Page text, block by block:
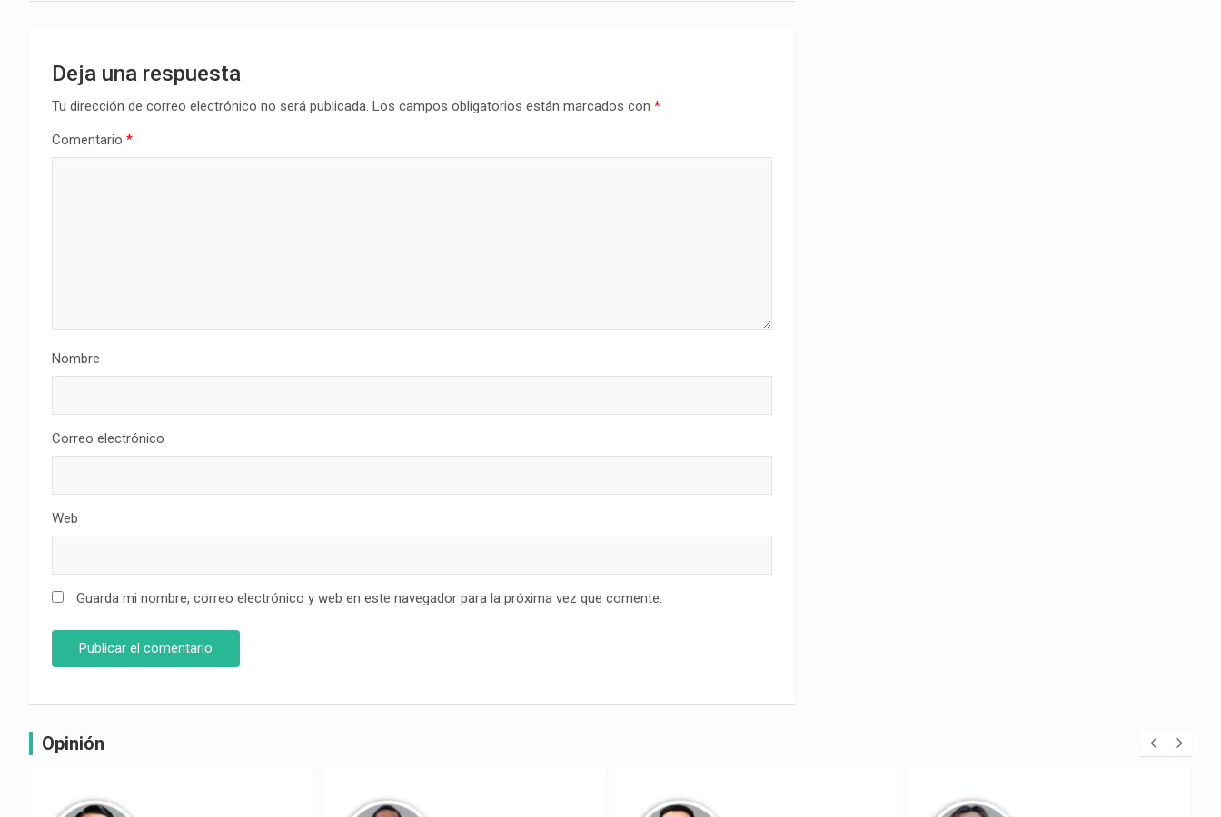
Deja una respuesta
Tu dirección de correo electrónico no será publicada. Los campos obligatorios están marcados con *
Comentario *
Nombre
Correo electrónico
Web
Guarda mi nombre, correo electrónico y web en este navegador para la próxima vez que comente.
Opinión